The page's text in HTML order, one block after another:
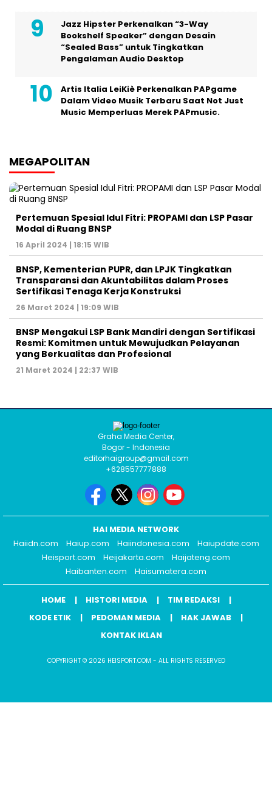
Jazz Hipster Perkenalkan “3-Way
Bookshelf Speaker” dengan Desain
“Sealed Bass” untuk Tingkatkan
Pengalaman Audio Desktop
Artis Italia LeiKiè Perkenalkan PAPgame
Dalam Video Musik Terbaru Saat Not Just
Music Memperluas Merek PAPmusic.
MEGAPOLITAN
Pertemuan Spesial Idul Fitri: PROPAMI dan LSP Pasar
Modal di Ruang BNSP
16 April 2024 | 18:15 WIB
BNSP, Kementerian PUPR, dan LPJK Tingkatkan
Transparansi dan Akuntabilitas dalam Proses
Sertifikasi Tenaga Kerja Konstruksi
26 Maret 2024 | 19:09 WIB
BNSP Mengakui LSP Bank Mandiri dengan Sertifikasi
Resmi: Komitmen untuk Mewujudkan Pelayanan
yang Berkualitas dan Profesional
21 Maret 2024 | 22:37 WIB
Graha Media Center,
Bogor - Indonesia
editorhaigroup@gmail.com
+628557777888
HAI MEDIA NETWORK
Haiidn.com
Haiup.com Haiindonesia.com
Haiupdate.com
Heisport.com
Heijakarta.com
Haijateng.com
Haibanten.com
Haisumatera.com
HOME HISTORI MEDIA
TIM REDAKSI
KODE ETIK
PEDOMAN MEDIA
HAK JAWAB
KONTAK IKLAN
COPYRIGHT © 2026 HEISPORT.COM - ALL RIGHTS RESERVED